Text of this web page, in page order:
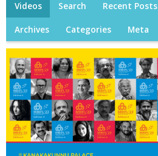
Videos Search Recent Posts
Archives Categories Meta